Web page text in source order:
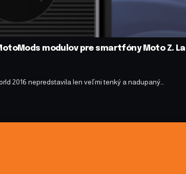
modulov pre smartfóny Moto Z.
2016 nepredstavila len veľmi tenký a nadupaný…